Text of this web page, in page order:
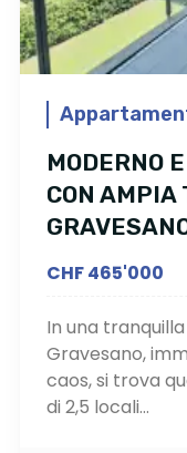
MODERNO
CON AMPIA
CHF 465'000
In una
Gravesano,
caos, si trova
di 2,5 locali...